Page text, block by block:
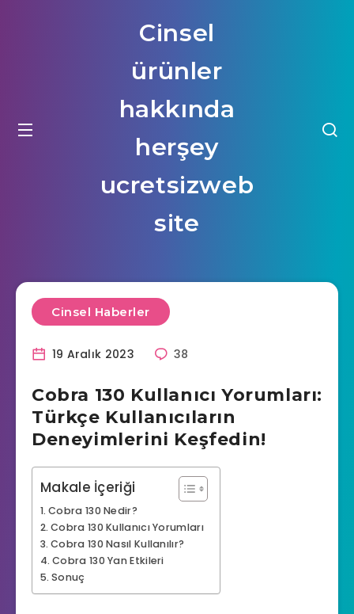
Cinsel
ürünler
hakkında
herşey
ucretsizweb
site
Cinsel Haberler
19 Aralık 2023 38
Cobra 130 Kullanıcı Yorumları:
Türkçe Kullanıcıların
Deneyimlerini Keşfedin!
Makale İçeriği
Cobra 130 Nedir?
Cobra 130 Kullanıcı Yorumları
Cobra 130 Nasıl Kullanılır?
Cobra 130 Yan Etkileri
Sonuç